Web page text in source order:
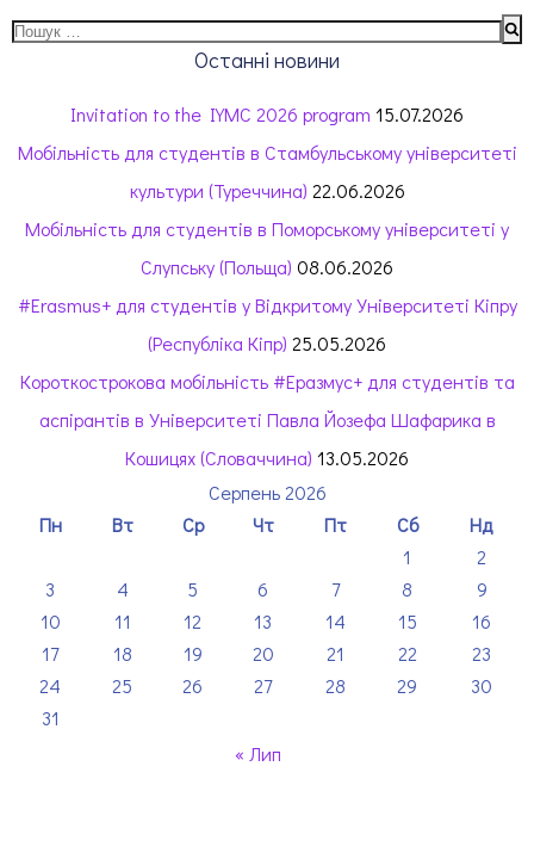
Пошук:
Останні новини
Invitation to the IYMC 2026 program 15.07.2026
Мобільність для студентів в Стамбульському університеті
культури (Туреччина) 22.06.2026
Мобільність для студентів в Поморському університеті у
Слупську (Польща) 08.06.2026
#Erasmus+ для студентів у Відкритому Університеті Кіпру
(Республіка Кіпр) 25.05.2026
Короткострокова мобільність #Еразмус+ для студентів та
аспірантів в Університеті Павла Йозефа Шафарика в
Кошицях (Словаччина) 13.05.2026
Серпень 2026
Пн
Вт Ср Чт Пт Сб
Нд
1
2
3
4 5 6 7 8
9
10
11 12 13 14 15
16
17
18 19 20 21 22
23
24
25 26 27 28 29
30
31
« Лип